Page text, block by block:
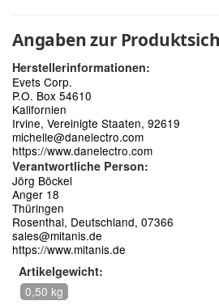
Angaben zur
Herstellerinformationen:
Evets Corp.
P.O. Box 54610
Kalifornien
Irvine, Vereinigte Staaten, 92619
michelle@danelectro.com
https://www.danelectro.com
Verantwortliche Person:
Jörg Böckel
Anger 18
Thüringen
Rosenthal, Deutschland, 07366
sales@mitanis.de
https://www.mitanis.de
Artikelgewicht:
0,50 kg